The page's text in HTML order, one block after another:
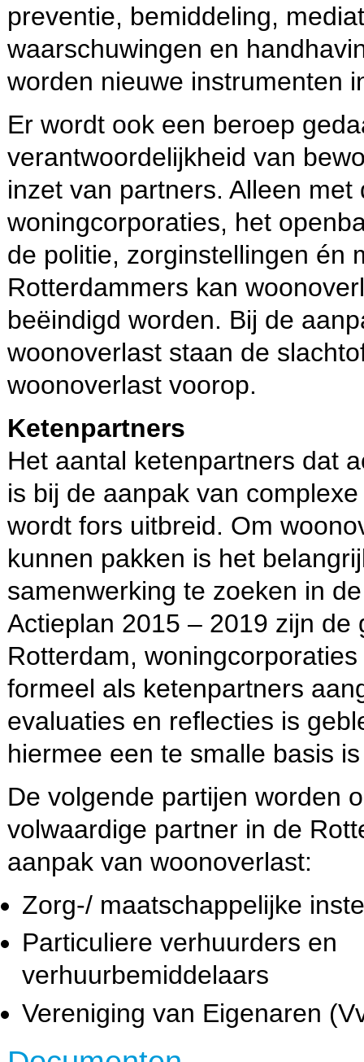
preventie, bemiddeling,
waarschuwingen en
worden nieuwe instrumenten
Er wordt ook een beroep
verantwoordelijkheid van
inzet van partners. Alleen met
woningcorporaties, het
de politie, zorginstellingen én
Rotterdammers kan
beëindigd worden. Bij de
woonoverlast staan de
woonoverlast voorop.
Ketenpartners
Het aantal ketenpartners dat
is bij de aanpak van
wordt fors uitbreid. Om
kunnen pakken is het
samenwerking te zoeken in
Actieplan 2015 – 2019 zijn de
Rotterdam,
formeel als ketenpartners
evaluaties en reflecties is
hiermee een te smalle basis
De volgende partijen worden
volwaardige partner in de
aanpak van woonoverlast:
Zorg-/ maatschappelijke
Particuliere verhuurders en
verhuurbemiddelaars
Vereniging van Eigenaren